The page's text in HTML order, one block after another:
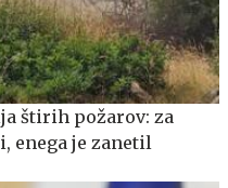
štirih požarov: za
enega je zanetil